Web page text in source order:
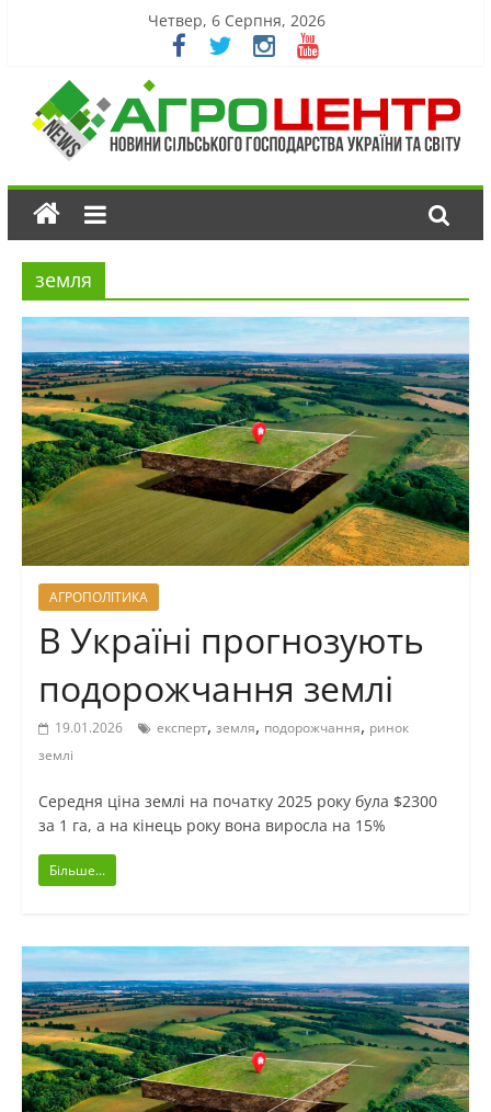
Четвер, 6 Серпня, 2026
земля
АГРОПОЛІТИКА
В Україні прогнозують
подорожчання землі
19.01.2026 експерт, земля, подорожчання, ринок
землі
Середня ціна землі на початку 2025 року була $2300
за 1 га, а на кінець року вона виросла на 15%
Більше...